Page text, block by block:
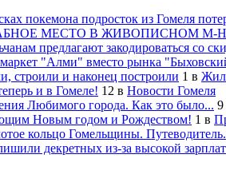
покемона подросток из Гомеля
МЕСТО В ЖИВОПИСНОМ М-
предлагают закодироваться со
"Алми" вместо рынка
строили и наконец построили 1 в
и в Гомеле! 12 в Новости Гомеля
Любимого города. Как это было... 9
Новым годом и Рождеством! 1 в
кольцо Гомельщины. Путеводитель.
декретных из-за высокой